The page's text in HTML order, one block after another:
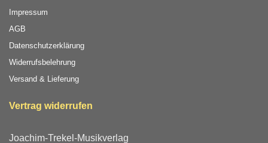
Impressum
AGB
Datenschutzerklärung
Widerrufsbelehrung
Versand & Lieferung
Vertrag widerrufen
Joachim-Trekel-Musikverlag